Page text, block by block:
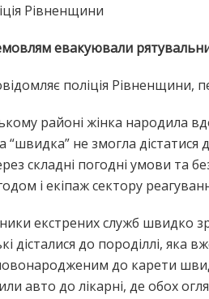
Рівненщини
евакуювали
поліція Рівненщини,
районі жінка народила
“швидка” не змогла дістатися
складні погодні умови та
і екіпаж сектору
екстрених служб швидко
дісталися до породіллі, яка
до карети
авто до лікарні, де обох